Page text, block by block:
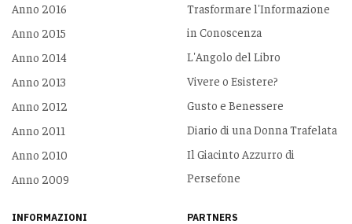
Anno 2016
Anno 2015
Anno 2014
Anno 2013
Anno 2012
Anno 2011
Anno 2010
Anno 2009
Trasformare l'Informazione
in Conoscenza
L'Angolo del Libro
Vivere o Esistere?
Gusto e Benessere
Diario di una Donna Trafelata
Il Giacinto Azzurro di
Persefone
INFORMAZIONI PARTNERS